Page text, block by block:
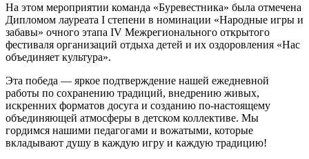
На этом мероприятии команда «Буревестника» была отмечена
Дипломом лауреата I степени в номинации «Народные игры и
забавы» очного этапа IV Межрегионального открытого
фестиваля организаций отдыха детей и их оздоровления «Нас
объединяет культура».
Эта победа — яркое подтверждение нашей ежедневной
работы по сохранению традиций, внедрению живых,
искренних форматов досуга и созданию по-настоящему
объединяющей атмосферы в детском коллективе. Мы
гордимся нашими педагогами и вожатыми, которые
вкладывают душу в каждую игру и каждую традицию!